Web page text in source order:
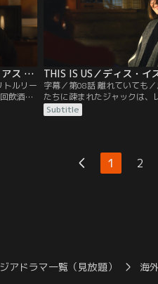
だ
THIS IS US／ディス・イズ・アス シーズン5 第07話／字幕
トルリー
飲酒し
に負け
ャーを
字幕／第08話 離れていても
たちに疎まれたジャックは、
人で山荘で休暇を過ごす。子
ばかりのレベッカにジャック
る。その頃、エリーもケイト
もと女の子の出産を迎えるこ
Subtitle
1 2
アドラマ一覧（見放題） 海